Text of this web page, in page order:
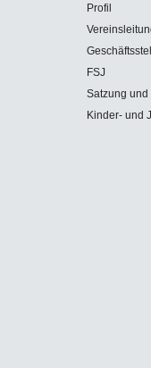
Profil
FSJ
Satzung
Kinder- und